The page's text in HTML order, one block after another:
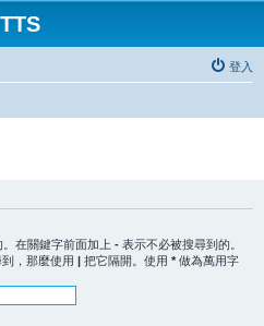
TTS
登入
在關鍵字前面加上 - 表示不必被搜尋到的。
，那麼使用 | 把它隔開。使用 * 做為萬用字